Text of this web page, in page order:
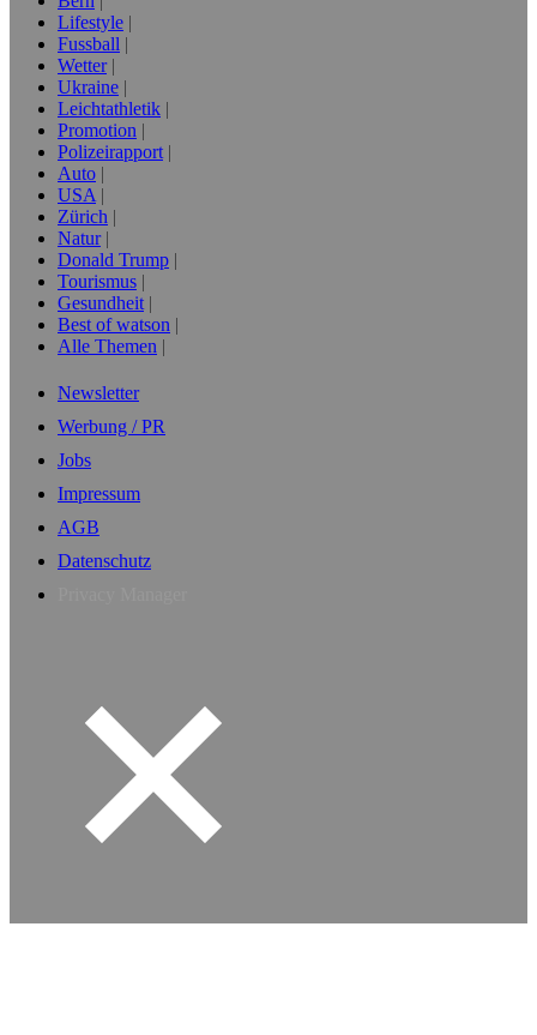
Lifestyle
Fussball
Wetter
Ukraine
Leichtathletik
Promotion
Polizeirapport
Auto
USA
Zürich
Natur
Donald Trump
Tourismus
Gesundheit
Best of watson
Alle Themen
Newsletter
Werbung / PR
Jobs
Impressum
AGB
Datenschutz